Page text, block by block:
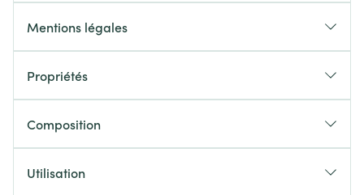
Mentions légales
Propriétés
Composition
Utilisation